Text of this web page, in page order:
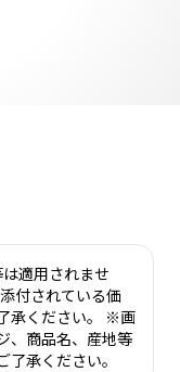
適用されませ
付されている価
承ください。 ※画
、商品名、産地等
承ください。